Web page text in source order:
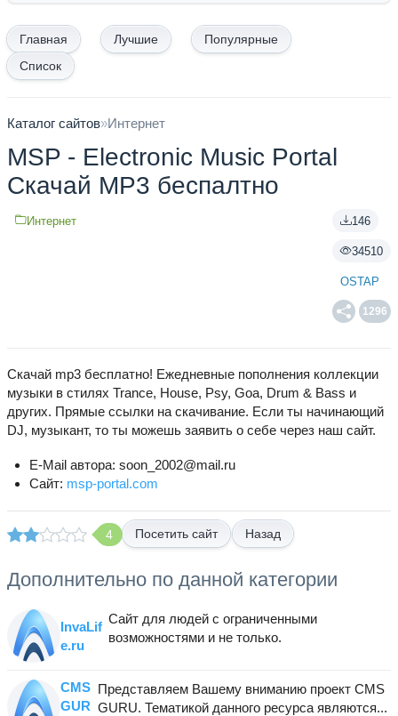
Главная Лучшие
Популярные
Список
Каталог сайтов»Интернет
MSP - Electronic Music Portal
Скачай MP3 беспалтно
146
34510
OSTAP
1296
Интернет
Скачай mp3 бесплатно! Ежедневные пополнения коллекции
музыки в стилях Trance, House, Psy, Goa, Drum & Bass и
других. Прямые ссылки на скачивание. Если ты начинающий
DJ, музыкант, то ты можешь заявить о себе через наш сайт.
E-Mail автора: soon_2002@mail.ru
Сайт: msp-portal.com
4 Назад
Дополнительно по данной категории
InvaLif
e.ru
Сайт для людей с ограниченными
возможностями и не только.
CMS
GUR
Представляем Вашему вниманию проект CMS
GURU. Тематикой данного ресурса являются...